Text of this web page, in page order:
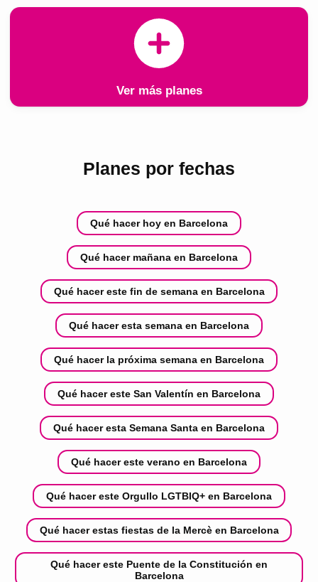
Ver más planes
Planes por fechas
Qué hacer hoy en Barcelona
Qué hacer mañana en Barcelona
Qué hacer este fin de semana en Barcelona
Qué hacer esta semana en Barcelona
Qué hacer la próxima semana en Barcelona
Qué hacer este San Valentín en Barcelona
Qué hacer esta Semana Santa en Barcelona
Qué hacer este verano en Barcelona
Qué hacer este Orgullo LGTBIQ+ en Barcelona
Qué hacer estas fiestas de la Mercè en Barcelona
Qué hacer este Puente de la Constitución en
Barcelona